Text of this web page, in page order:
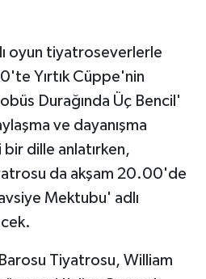
oyun tiyatroseverlerle
Yırtık Cüppe'nin
Durağında Üç Bencil'
ve dayanışma
bir dille anlatırken,
da akşam 20.00'de
Mektubu' adlı
Tiyatrosu, William